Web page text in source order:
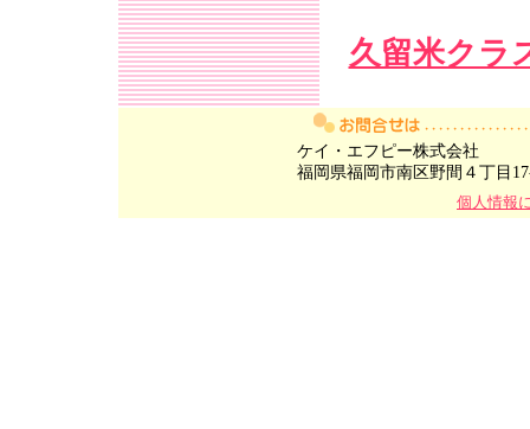
久留米クラ
ケイ・エフピー株式会社
福岡県福岡市南区野間４丁目
個人情報